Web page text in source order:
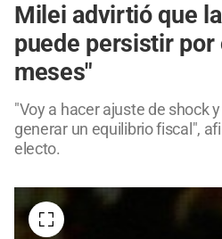
Milei advirtió que
puede persistir por
meses"
"Voy a hacer ajuste de shock
generar un equilibrio fiscal",
electo.